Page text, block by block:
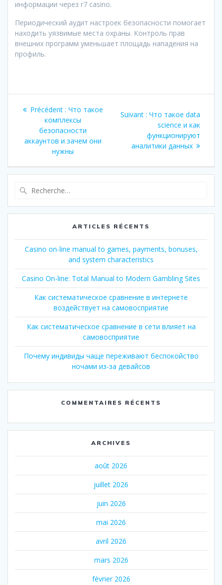
информации через r7 casino.
Периодический аудит настроек безопасности помогает
находить уязвимые места охраны. Контроль прав
внешних программ уменьшает площадь нападения на
профиль.
Navigation
l’article
Précédent : Article
précédent
:
Что такое
комплексы
безопасности
аккаунтов и зачем они
нужны
Suivant : Article
suivant
:
Что такое data
science и как
функционируют
аналитики данных
:
ARTICLES RÉCENTS
Casino on-line manual to games, payments, bonuses,
and system characteristics
Casino On-line: Total Manual to Modern Gambling Sites
Как систематическое сравнение в интернете
воздействует на самовосприятие
Как систематическое сравнение в сети влияет на
самовосприятие
Почему индивиды чаще переживают беспокойство
ночами из-за девайсов
COMMENTAIRES RÉCENTS
ARCHIVES
août 2026
juillet 2026
juin 2026
mai 2026
avril 2026
mars 2026
février 2026